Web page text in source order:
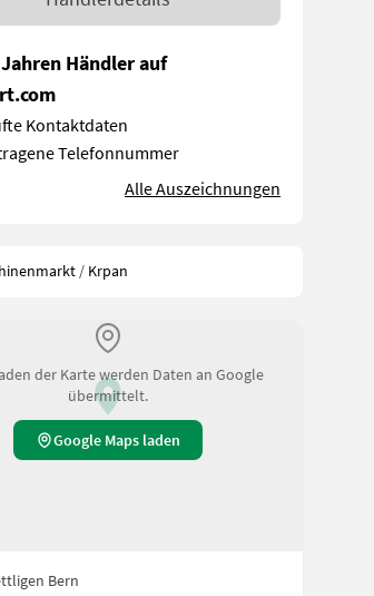
Händler auf
Kontaktdaten
Telefonnummer
Alle Auszeichnungen
/ Krpan
der Karte werden Daten an Google
übermittelt.
Google Maps laden
Bern